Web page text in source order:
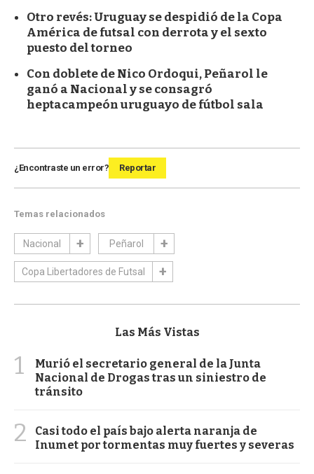
Otro revés: Uruguay se despidió de la Copa
América de futsal con derrota y el sexto
puesto del torneo
Con doblete de Nico Ordoqui, Peñarol le
ganó a Nacional y se consagró
heptacampeón uruguayo de fútbol sala
¿Encontraste un error? Reportar
Temas relacionados
Nacional Peñarol
Copa Libertadores de Futsal
Las Más Vistas
1
Murió el secretario general de la Junta
Nacional de Drogas tras un siniestro de
tránsito
2
Casi todo el país bajo alerta naranja de
Inumet por tormentas muy fuertes y severas